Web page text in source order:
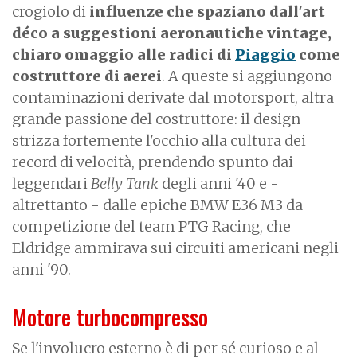
crogiolo di influenze che spaziano dall'art
déco a suggestioni aeronautiche vintage,
chiaro omaggio alle radici di Piaggio come
costruttore di aerei. A queste si aggiungono
contaminazioni derivate dal motorsport, altra
grande passione del costruttore: il design
strizza fortemente l'occhio alla cultura dei
record di velocità, prendendo spunto dai
leggendariBelly Tank degli anni '40 e -
altrettanto - dalle epiche BMW E36 M3 da
competizione del team PTG Racing, che
Eldridge ammirava sui circuiti americani negli
anni '90.
Motore turbocompresso
Se l'involucro esterno è di per sé curioso e al